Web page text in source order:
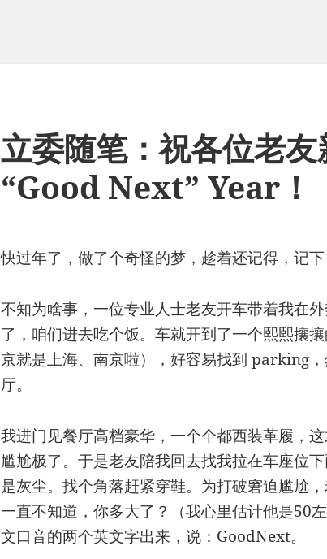
立委随笔：祝各位老
“Good Next” Year！
快过年了，做了个奇怪的梦，趁着还记得，记下
不知为啥事，一位专业人士老友开车带着我在
了，咱们进去吃个饭。车就开到了一个熙熙攘
京就是上海、南京啦），好容易找到 parking
厅。
我进门见餐厅高档豪华，一个个都西装革履，
尴尬极了。于是老友陪我回去找我拉在车座位
是灰尘。找个角落赶紧穿鞋。为打破窘迫尴尬
一直不知道，你多大了？（我心里估计他是50
文口音的两个英文字出来，说：GoodNext。